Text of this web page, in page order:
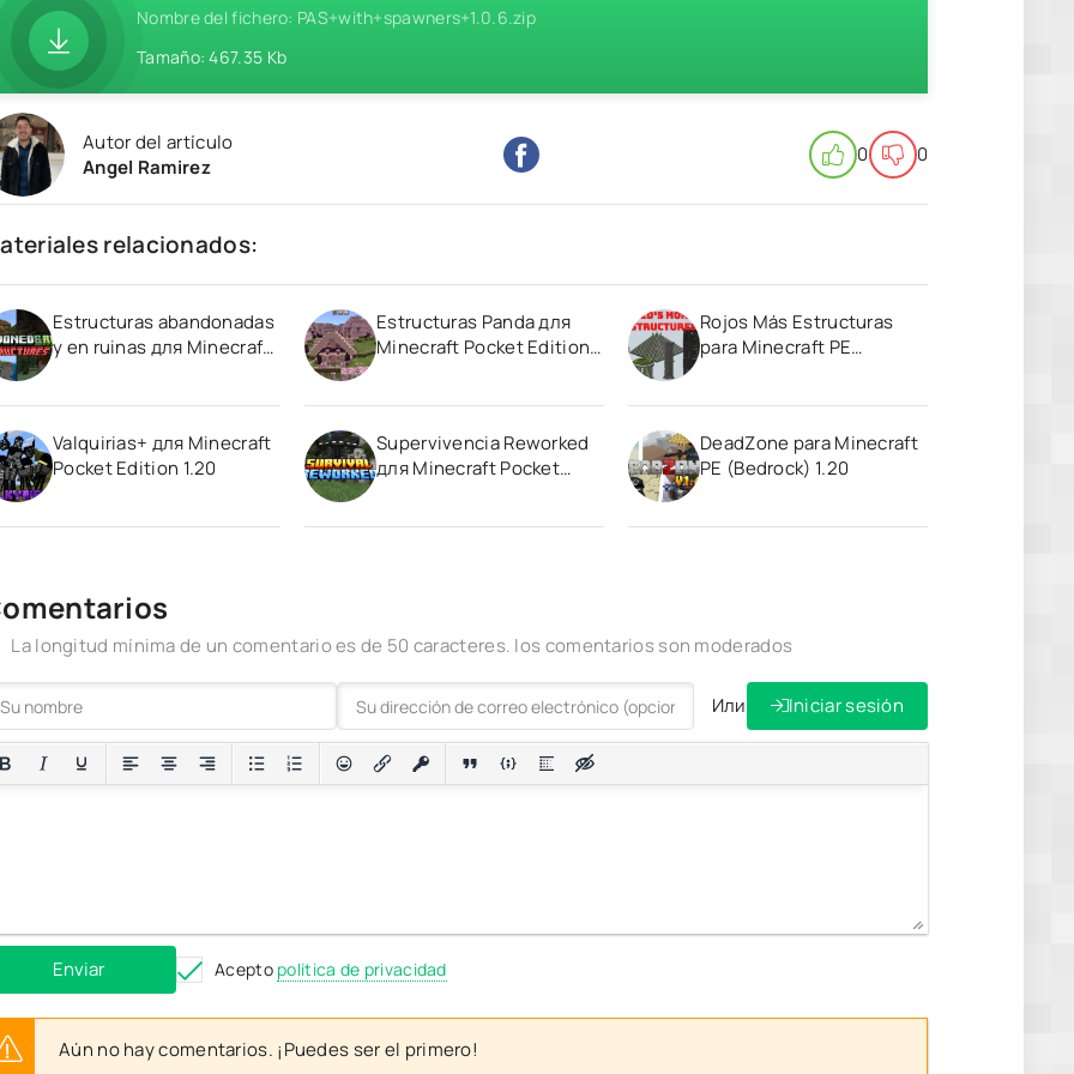
Nombre del fichero: PAS+with+spawners+1.0.6.zip
Tamaño: 467.35 Kb
Autor del artículo
Angel Ramirez
0 0
relacionados:
Estructuras abandonadas
y en ruinas для Minecraft
Estructuras Panda для
Minecraft Pocket Edition
Rojos Más Estructuras
para Minecraft PE
Valquirias+ для Minecraft
Pocket Edition 1.20
Supervivencia Reworked
для Minecraft Pocket
DeadZone para Minecraft
PE (Bedrock) 1.20
La longitud mínima de un comentario es de 50 caracteres. los comentarios son moderados
Или Iniciar sesión
Enviar Acepto política de privacidad
Aún no hay comentarios. ¡Puedes ser el primero!